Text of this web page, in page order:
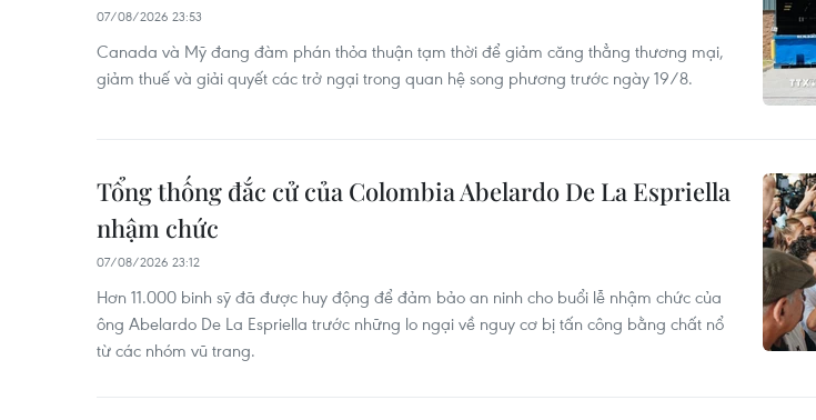
07/08/2026 23:53
Canada và Mỹ đang đàm phán thỏa thuận tạm thời để giảm căng thẳng thương mại,
giảm thuế và giải quyết các trở ngại trong quan hệ song phương trước ngày 19/8.
Tổng thống đắc cử của Colombia Abelardo De La Espriella
nhậm chức
07/08/2026 23:12
Hơn 11.000 binh sỹ đã được huy động để đảm bảo an ninh cho buổi lễ nhậm chức của
ông Abelardo De La Espriella trước những lo ngại về nguy cơ bị tấn công bằng chất nổ
từ các nhóm vũ trang.